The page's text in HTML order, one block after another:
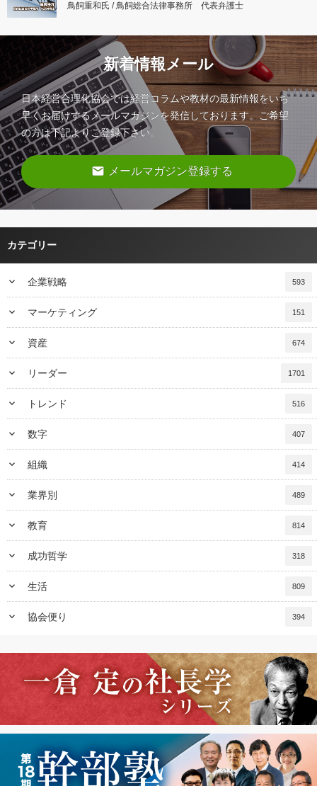
鳥飼重和氏 / 鳥飼総合法律事務所 代表弁護士
新着情報メール
日本経営合理化協会では経営コラムや教材の最新情報をいち
早くお届けするメールマガジンを発信しております。ご希望
の方は下記よりご登録下さい。
email メールマガジン登録する
カテゴリー
keyboard_arrow_down 企業戦略 593
keyboard_arrow_down マーケティング 151
keyboard_arrow_down 資産 674
keyboard_arrow_down リーダー 1701
keyboard_arrow_down トレンド 516
keyboard_arrow_down 数字 407
keyboard_arrow_down 組織 414
keyboard_arrow_down 業界別 489
keyboard_arrow_down 教育 814
keyboard_arrow_down 成功哲学 318
keyboard_arrow_down 生活 809
keyboard_arrow_down 協会便り 394